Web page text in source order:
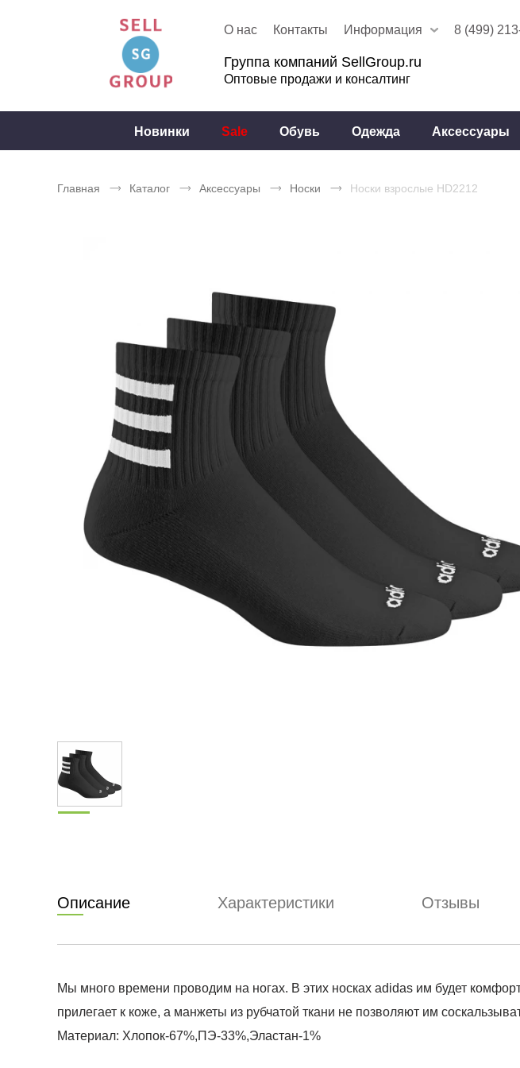
О нас Контакты Информация 8 (499)
Группа компаний SellGroup.ru
Оптовые продажи и консалтинг
Новинки Sale Обувь Одежда Аксессуары
Главная Каталог Аксессуары Носки Носки взрослые HD2212
Описание Характеристики Отзывы
Мы много времени проводим на ногах. В этих носках adidas им будет
прилегает к коже, а манжеты из рубчатой ​​ткани не позволяют им
Материал: Хлопок-67%,ПЭ-33%,Эластан-1%